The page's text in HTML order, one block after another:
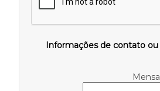
Informações de contato